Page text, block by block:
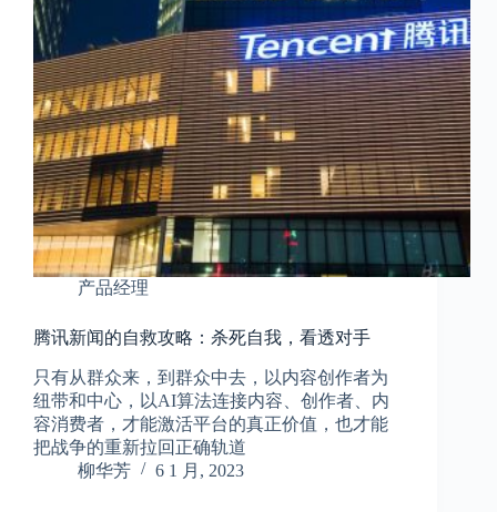
产品经理
腾讯新闻的自救攻略：杀死自我，看透对手
只有从群众来，到群众中去，以内容创作者为
纽带和中心，以AI算法连接内容、创作者、内
容消费者，才能激活平台的真正价值，也才能
把战争的重新拉回正确轨道
柳华芳
6 1 月, 2023